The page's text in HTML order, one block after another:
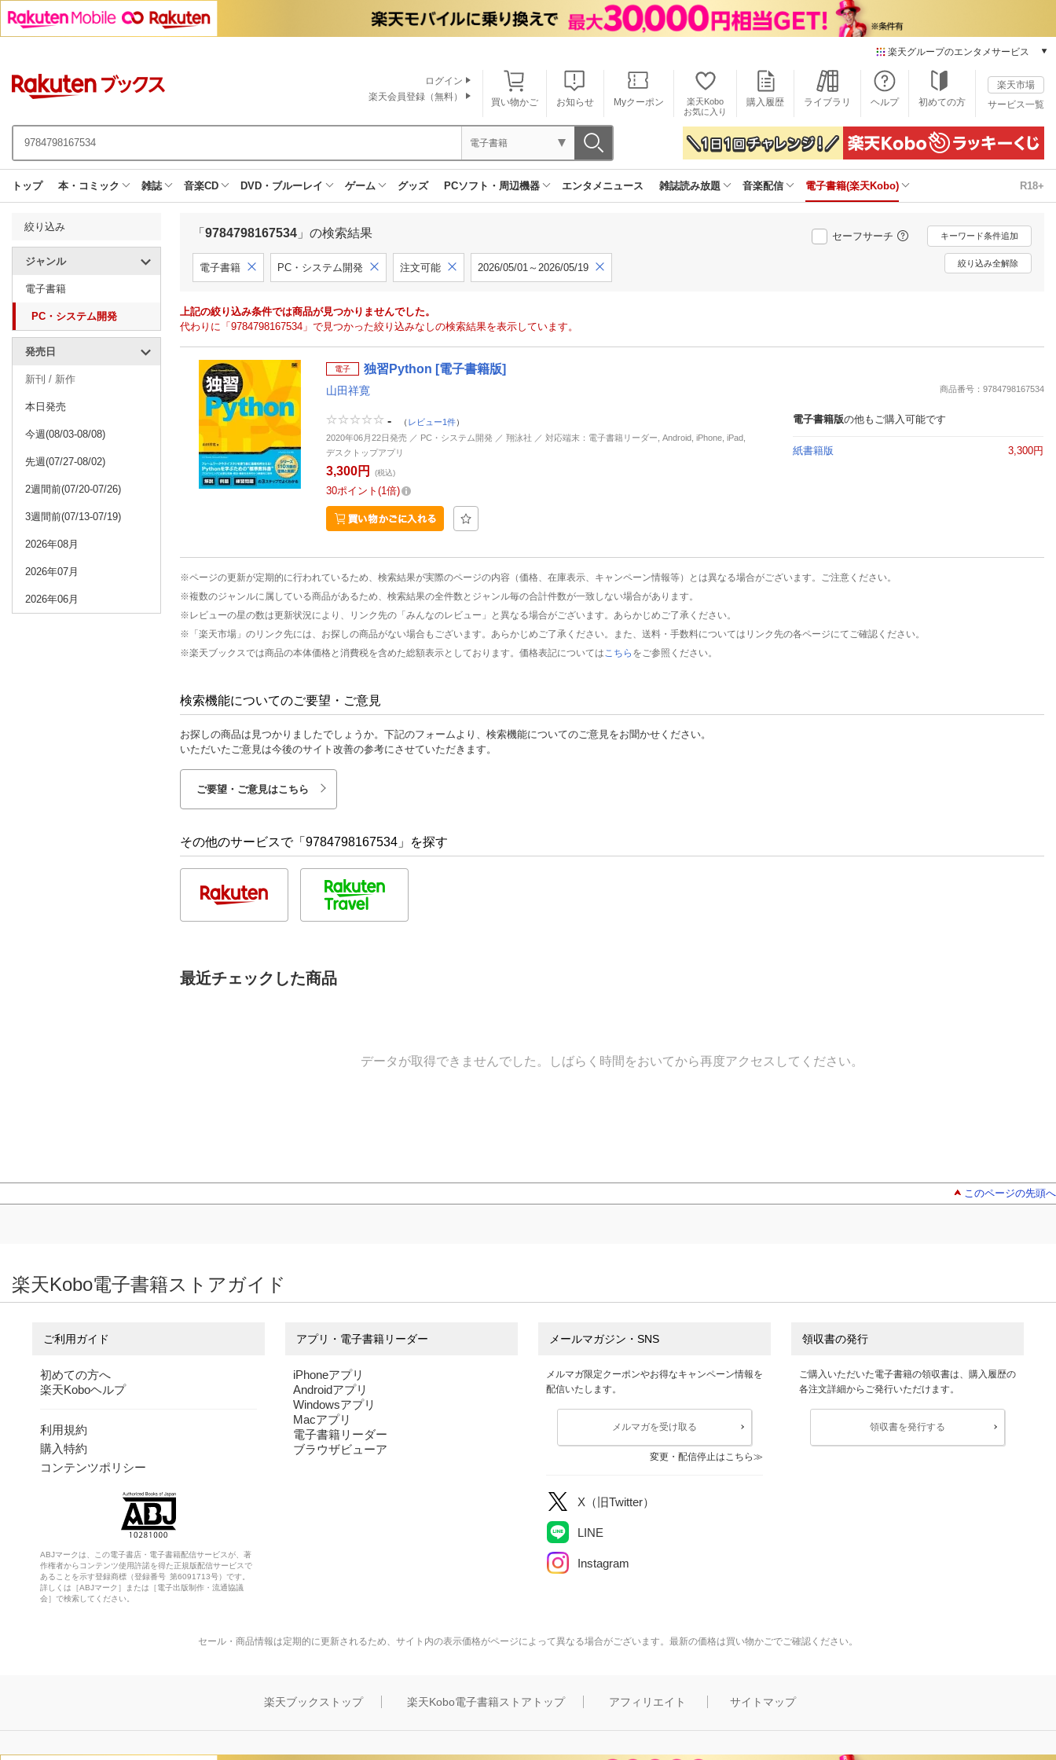
楽天グループのエンタメサービス
本/ゲーム/CD/DVD
楽天ブックス
電子書籍
楽天Kobo
雑誌読み放題
楽天ミュージック
動画配信
楽天TV
動画配信ガイド
推し楽
買い物かご お知らせ Myクーポン
楽天Kobo
お気に入り
購入履歴 ライブラリ ヘルプ 初めての方
楽天市場
サービス一覧
ログイン
楽天会員登録（無料）
電子書籍
トップ 本・コミック 雑誌 音楽CD DVD・ブルーレイ ゲーム グッズ PCソフト・周辺機器 エンタメニュース 雑誌読み放題 音楽配信 電子書籍(楽天Kobo) R18+
絞り込み
ジャンル
電子書籍
PC・システム開発
発売日
新刊 / 新作
本日発売
今週(08/03-08/08)
先週(07/27-08/02)
2週間前(07/20-07/26)
3週間前(07/13-07/19)
2026年08月
2026年07月
2026年06月
「 9784798167534 」の検索結果 セーフサーチ キーワード条件追加
電子書籍 PC・システム開発 注文可能 2026/05/01～2026/05/19 絞り込み全解除
上記の絞り込み条件では商品が見つかりませんでした。
代わりに「9784798167534」で見つかった絞り込みなしの検索結果を表示しています。
電子 独習Python [電子書籍版]
山田祥寛 商品番号：9784798167534
- （ レビュー1件）
2020年06月22日発売 ／ PC・システム開発 ／ 翔泳社 ／ 対応端末：電子書籍リーダー, Android, iPhone, iPad,
デスクトップアプリ
3,300円 (税込)
30ポイント 1倍
電子書籍版の他もご購入可能です
紙書籍版 3,300円
※ページの更新が定期的に行われているため、検索結果が実際のページの内容（価格、在庫表示、キャンペーン情報等）とは異なる場合がございます。ご注意ください。
※複数のジャンルに属している商品があるため、検索結果の全件数とジャンル毎の合計件数が一致しない場合があります。
※レビューの星の数は更新状況により、リンク先の「みんなのレビュー」と異なる場合がございます。あらかじめご了承ください。
※「楽天市場」のリンク先には、お探しの商品がない場合もございます。あらかじめご了承ください。また、送料・手数料についてはリンク先の各ページにてご確認ください。
※楽天ブックスでは商品の本体価格と消費税を含めた総額表示としております。価格表記については こちら をご参照ください。
検索機能についてのご要望・ご意見
お探しの商品は見つかりましたでしょうか。下記のフォームより、検索機能についてのご意見をお聞かせください。
いただいたご意見は今後のサイト改善の参考にさせていただきます。
ご要望・ご意見はこちら
その他のサービスで「9784798167534」を探す
最近チェックした商品
データが取得できませんでした。しばらく時間をおいてから再度アクセスしてください。
このページの先頭へ
楽天Kobo電子書籍ストアガイド
ご利用ガイド
初めての方へ
楽天Koboヘルプ
利用規約
購入特約
コンテンツポリシー
ABJマークは、この電子書店・電子書籍配信サービスが、著
作権者からコンテンツ使用許諾を得た正規版配信サービスで
あることを示す登録商標（登録番号 第6091713号）です。
詳しくは［ABJマーク］または［電子出版制作・流通協議
会］で検索してください。
アプリ・電子書籍リーダー
iPhoneアプリ
Androidアプリ
Windowsアプリ
Macアプリ
電子書籍リーダー
ブラウザビューア
メールマガジン・SNS
メルマガ限定クーポンやお得なキャンペーン情報を
配信いたします。
メルマガを受け取る
変更・配信停止はこちら
X（旧Twitter）
LINE
Instagram
領収書の発行
ご購入いただいた電子書籍の領収書は、購入履歴の
各注文詳細からご発行いただけます。
領収書を発行する
セール・商品情報は定期的に更新されるため、サイト内の表示価格がページによって異なる場合がございます。最新の価格は買い物かごでご確認ください。
楽天ブックストップ 楽天Kobo電子書籍ストアトップ アフィリエイト サイトマップ